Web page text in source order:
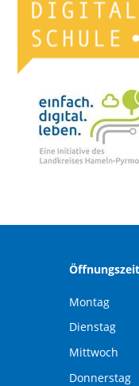
Montag
Dienstag
Mittwoch
Donnerstag